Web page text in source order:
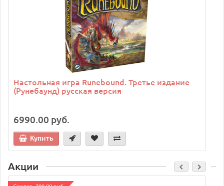
Настольная игра Runebound. Третье издание
(Рунебаунд) русская версия
6990.00 руб.
Купить
Акции